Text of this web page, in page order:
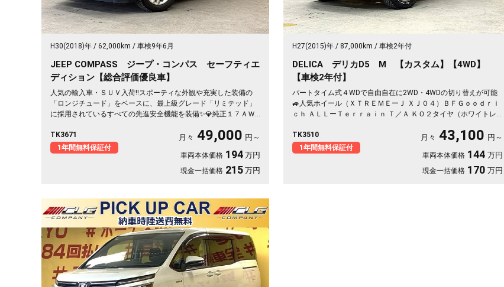
H30(2018)年 62,000km 車検9年6月
JEEP COMPASS ジープ・コンパス セーフティエ
ディション【総合評価優良車】
人気の輸入車・ＳＵＶ入荷‼️スポーティな外観や充実した装備の
「ロンジチュード」をベースに、最上級グレード「リミテッド」
に採用されているすべての先進安全機能を装備✨💎純正１７ＡＷ
世代Uconnect 純正ナビ（ラジオ フルセグＴＶ Ｂｌｕｅｔｏｏ
ｔｈ ＡＵＸ ＵＳＢ）📞Ａｐｐｌｅ Ｃａｒ Ｐｌａｙ📱🚙月々４
TK3671
1年間無料保証付
月々 49,000 円～
車両本体価格 194 万円
現金一括価格 215 万円
H27(2015)年 87,000km 車検2年付
DELICA デリカD5 M 【カスタム】【4WD】
【車検2年付】
パートタイム式４WDで自由自在に2WD・4WDの切り替えが可能
🚙人気ホイール（ＸＴＲＥＭＥーＪ ＸＪ０４）ＢＦＧｏｏｄｒｉ
ｃｈ ＡＬＬーＴｅｒｒａｉｎ Ｔ／Ａ ＫＯ２タイヤ（ホワイトレ
ウトドアに最適な1台✨大家族にオススメな8人乗り✨イクリプス
SDナビ🗾CD・DVD💿Bluetooth🎶フルセグＴＶ内蔵型📺走行中映
像視聴可能😁ALPINE製フリップダウンモニターで後席の方でも
TVやDVDが楽しめます🎵両側スライドドア＆左側電動スライドド
TK3510
1年間無料保証付
月々 43,100 円～
車両本体価格 144 万円
現金一括価格 170 万円